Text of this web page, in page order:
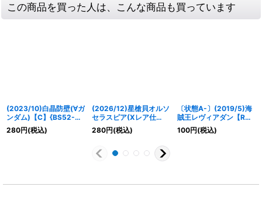
この商品を買った人は、こんな商品も買っています
(2023/10)白晶防壁(∀ガ
ンダム)【C】{BS52-
RV008}《白》
280円(税込)
(2026/12)星槍貝オルソ
セラスピア(Xレア仕
様/LM2026収録)【C】
{BS74-002}《赤》
280円(税込)
〔状態A-〕(2019/5)海
賊王レヴィアダン【R】
{BS41-RV011}《青》
100円(税込)